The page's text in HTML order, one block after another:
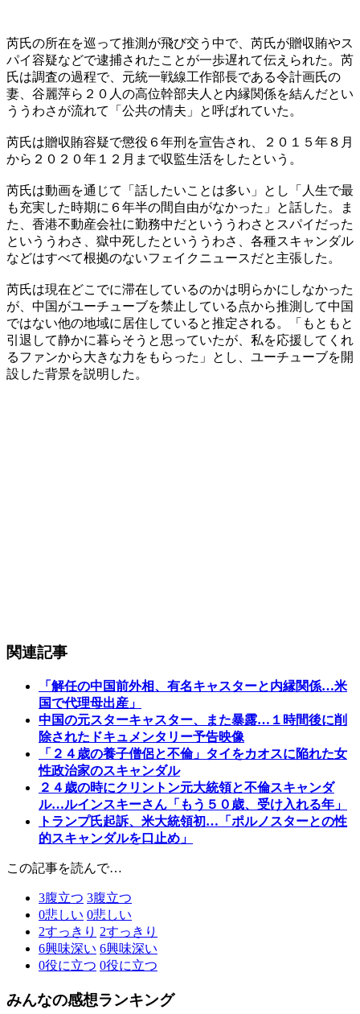
芮氏の所在を巡って推測が飛び交う中で、芮氏が贈収賄やス
パイ容疑などで逮捕されたことが一歩遅れて伝えられた。芮
氏は調査の過程で、元統一戦線工作部長である令計画氏の
妻、谷麗萍ら２０人の高位幹部夫人と内縁関係を結んだとい
ううわさが流れて「公共の情夫」と呼ばれていた。
芮氏は贈収賄容疑で懲役６年刑を宣告され、２０１５年８月
から２０２０年１２月まで収監生活をしたという。
芮氏は動画を通じて「話したいことは多い」とし「人生で最
も充実した時期に６年半の間自由がなかった」と話した。ま
た、香港不動産会社に勤務中だといううわさとスパイだった
といううわさ、獄中死したといううわさ、各種スキャンダル
などはすべて根拠のないフェイクニュースだと主張した。
芮氏は現在どこでに滞在しているのかは明らかにしなかった
が、中国がユーチューブを禁止している点から推測して中国
ではない他の地域に居住していると推定される。「もともと
引退して静かに暮らそうと思っていたが、私を応援してくれ
るファンから大きな力をもらった」とし、ユーチューブを開
設した背景を説明した。
関連記事
「解任の中国前外相、有名キャスターと内縁関係…米
国で代理母出産」
中国の元スターキャスター、また暴露…１時間後に削
除されたドキュメンタリー予告映像
「２４歳の養子僧侶と不倫」タイをカオスに陥れた女
性政治家のスキャンダル
２４歳の時にクリントン元大統領と不倫スキャンダ
ル…ルインスキーさん「もう５０歳、受け入れる年」
トランプ氏起訴、米大統領初…「ポルノスターとの性
的スキャンダルを口止め」
この記事を読んで…
3腹立つ 3腹立つ
0悲しい 0悲しい
2すっきり 2すっきり
6興味深い 6興味深い
0役に立つ 0役に立つ
みんなの感想ランキング